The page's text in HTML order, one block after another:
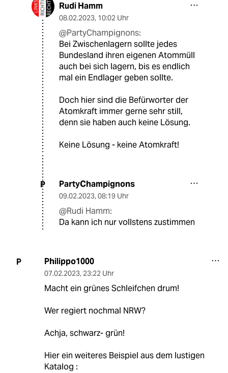
Rudi Hamm
08.02.2023, 10:02 Uhr
@PartyChampignons:
Bei Zwischenlagern sollte jedes
Bundesland ihren eigenen Atommüll
auch bei sich lagern, bis es endlich
mal ein Endlager geben sollte.
Doch hier sind die Befürworter der
Atomkraft immer gerne sehr still,
denn sie haben auch keine Lösung.
Keine Lösung - keine Atomkraft!
P PartyChampignons
09.02.2023, 08:19 Uhr
@Rudi Hamm:
Da kann ich nur vollstens zustimmen
P Philippo1000
07.02.2023, 23:22 Uhr
Macht ein grünes Schleifchen drum!
Wer regiert nochmal NRW?
Achja, schwarz- grün!
Hier ein weiteres Beispiel aus dem lustigen
Katalog :